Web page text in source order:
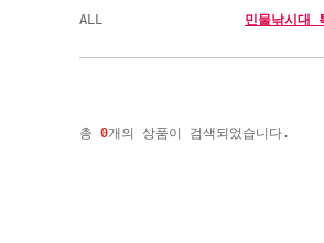
ALL 민물낚시대
총 0개의 상품이 검색되었습니다.